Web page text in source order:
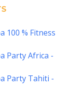
100 % Fitness
Party Africa -
Party Tahiti -